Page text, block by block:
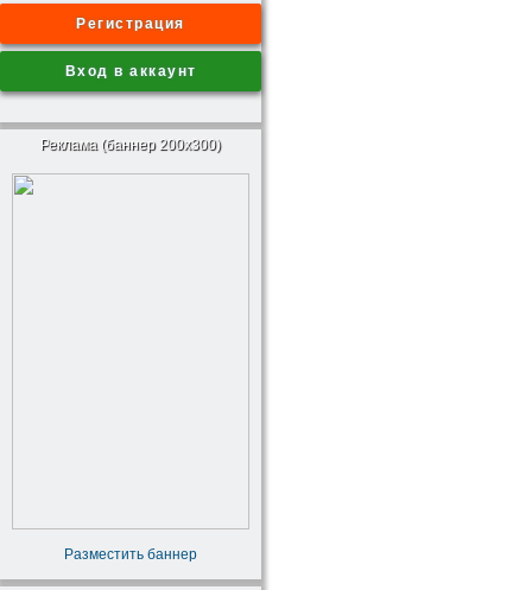
Регистрация
Вход в аккаунт
Реклама (баннер 200x300)
Разместить баннер